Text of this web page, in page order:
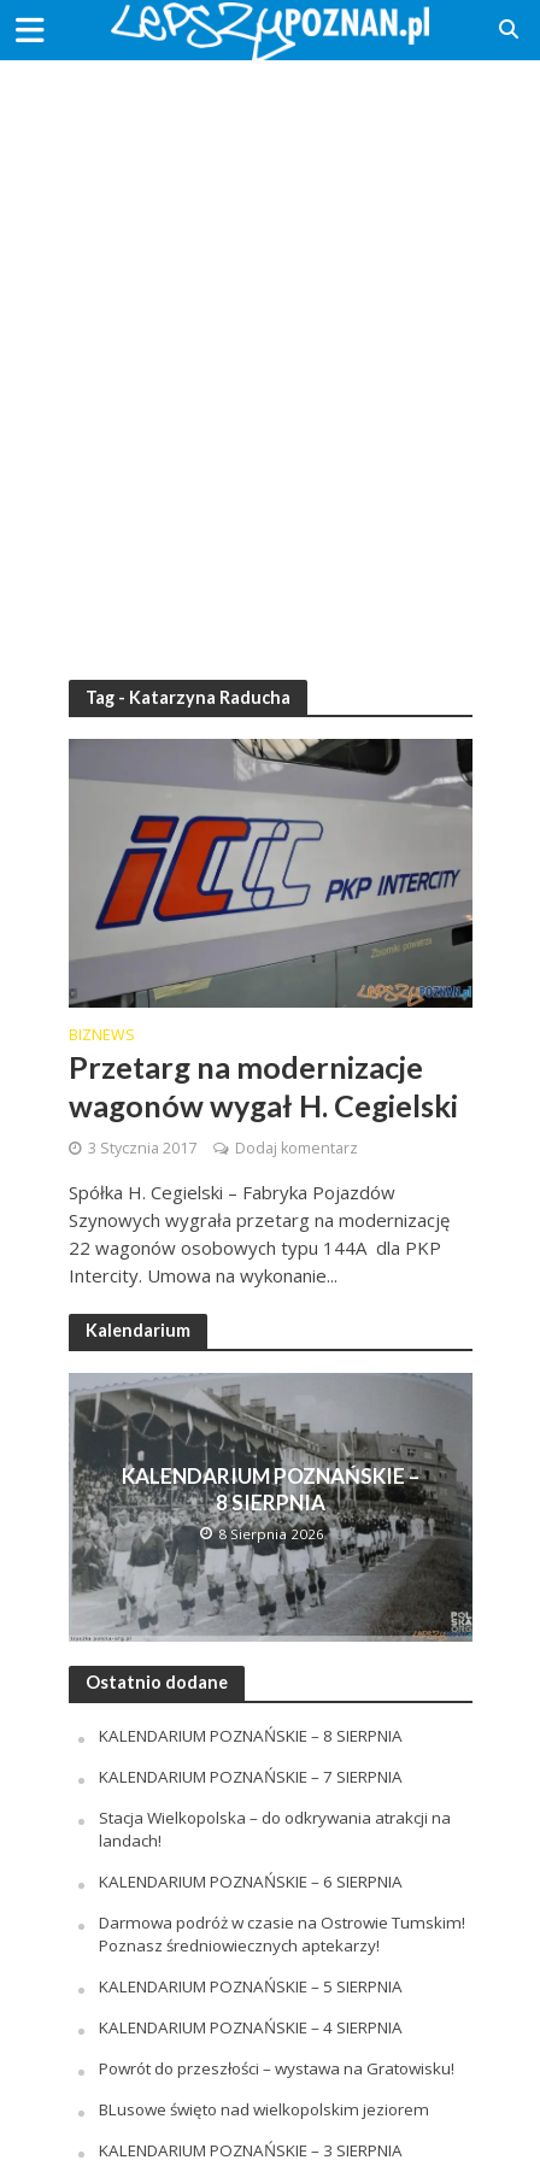
Tag - Katarzyna Raducha
BIZNEWS
Przetarg na modernizacje
wagonów wygał H. Cegielski
3 Stycznia 2017 Dodaj komentarz
Spółka H. Cegielski – Fabryka Pojazdów
Szynowych wygrała przetarg na modernizację
22 wagonów osobowych typu 144A dla PKP
Intercity. Umowa na wykonanie...
Kalendarium
KALENDARIUM POZNAŃSKIE –
8 SIERPNIA
8 Sierpnia 2026
Ostatnio dodane
KALENDARIUM POZNAŃSKIE – 8 SIERPNIA
KALENDARIUM POZNAŃSKIE – 7 SIERPNIA
Stacja Wielkopolska – do odkrywania atrakcji na
landach!
KALENDARIUM POZNAŃSKIE – 6 SIERPNIA
Darmowa podróż w czasie na Ostrowie Tumskim!
Poznasz średniowiecznych aptekarzy!
KALENDARIUM POZNAŃSKIE – 5 SIERPNIA
KALENDARIUM POZNAŃSKIE – 4 SIERPNIA
Powrót do przeszłości – wystawa na Gratowisku!
BLusowe święto nad wielkopolskim jeziorem
KALENDARIUM POZNAŃSKIE – 3 SIERPNIA